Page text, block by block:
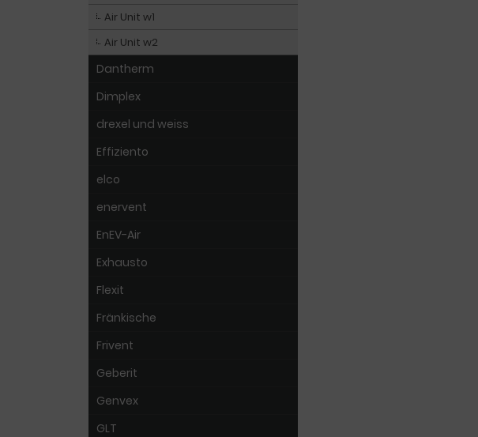
Air Unit w1
Air Unit w2
Dantherm
Dimplex
drexel und weiss
Effiziento
elco
enervent
EnEV-Air
Exhausto
Flexit
Fränkische
Frivent
Geberit
Genvex
GLT